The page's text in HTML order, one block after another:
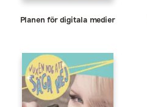
Planen för digitala medier